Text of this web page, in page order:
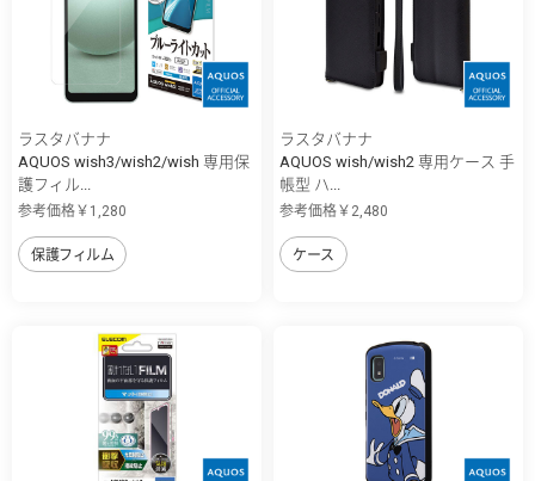
ラスタバナナ
AQUOS wish3/wish2/wish 専用保
護フィル...
参考価格￥1,280
保護フィルム
ラスタバナナ
AQUOS wish/wish2 専用ケース 手
帳型 ハ...
参考価格￥2,480
ケース